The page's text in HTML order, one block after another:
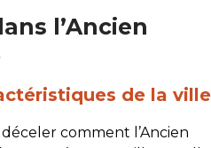
l’Ancien
de la ville
comment l’Ancien